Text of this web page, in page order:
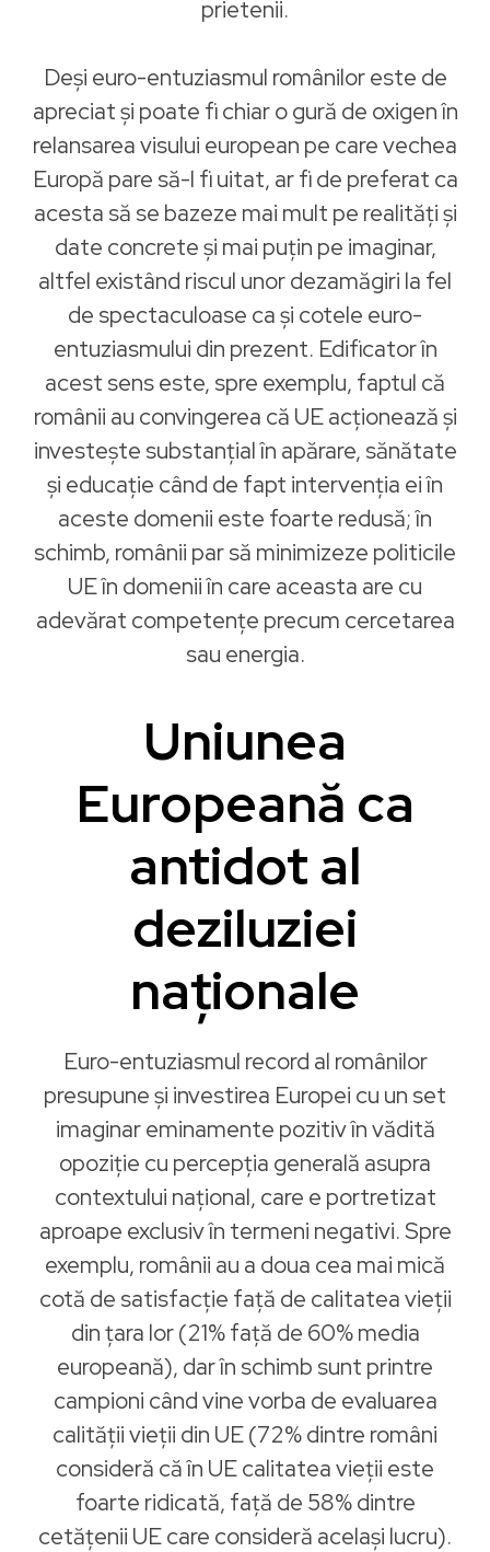
prietenii.
Deși euro-entuziasmul românilor este de
apreciat şi poate fi chiar o gură de oxigen în
relansarea visului european pe care vechea
Europă pare să-l fi uitat, ar fi de preferat ca
acesta să se bazeze mai mult pe realități şi
date concrete şi mai puțin pe imaginar,
altfel existând riscul unor dezamăgiri la fel
de spectaculoase ca şi cotele euro-
entuziasmului din prezent. Edificator în
acest sens este, spre exemplu, faptul că
românii au convingerea că UE acționează şi
investește substanțial în apărare, sănătate
şi educație când de fapt intervenția ei în
aceste domenii este foarte redusă; în
schimb, românii par să minimizeze politicile
UE în domenii în care aceasta are cu
adevărat competenţe precum cercetarea
sau energia.
Uniunea
Europeană ca
antidot al
deziluziei
naţionale
Euro-entuziasmul record al românilor
presupune şi investirea Europei cu un set
imaginar eminamente pozitiv în vădită
opoziție cu percepția generală asupra
contextului național, care e portretizat
aproape exclusiv în termeni negativi. Spre
exemplu, românii au a doua cea mai mică
cotă de satisfacție faţă de calitatea vieții
din țara lor (21% faţă de 60% media
europeană), dar în schimb sunt printre
campioni când vine vorba de evaluarea
calităţii vieții din UE (72% dintre români
consideră că în UE calitatea vieții este
foarte ridicată, faţă de 58% dintre
cetățenii UE care consideră același lucru).